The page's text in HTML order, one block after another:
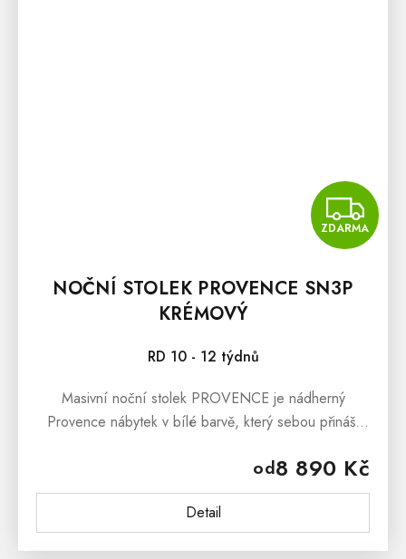
ZDARMA
NOČNÍ STOLEK PROVENCE SN3P
KRÉMOVÝ
RD 10 - 12 týdnů
od8 890 Kč
Detail
Masivní noční stolek PROVENCE je nádherný
Provence nábytek v bílé barvě, který sebou přináší
stolek PROVENCE je vyroben z...